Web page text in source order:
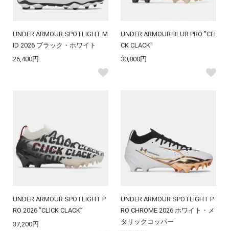
UNDER ARMOUR SPOTLIGHT M
ID 2026 ブラック・ホワイト
26,400円
UNDER ARMOUR BLUR PRO "CLI
CK CLACK"
30,800円
UNDER ARMOUR SPOTLIGHT P
RO 2026 ”CLICK CLACK”
37,200円
UNDER ARMOUR SPOTLIGHT P
RO CHROME 2026 ホワイト・メ
タリックコッパー